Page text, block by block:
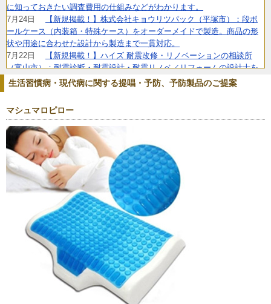
に知っておきたい調査費用の仕組みなどがわかります。
7月24日
【新規掲載！】株式会社キョウリツパック（平塚市）：段ボ
ールケース（内装箱・特殊ケース）をオーダーメイドで製造。商品の形
状や用途に合わせた設計から製造まで一貫対応。
7月22日
【新規掲載！】ハイズ 耐震改修・リノベーションの相談所
（富山市）：耐震診断・耐震設計・耐震リノベ／リフォームの設計士を
ワンストップでご紹介。性能向上・省エネ・建て替えのご相談にも対応
Asterisk対応のソフトフォン&チャット統合型の法人向けIP電話アプリ
6月26日 【リニューアル！】TEAM株式会社（名古屋市）：電気業界へ
の就職・転職に特化した電工ナビ【関東版】なら、電気工事士として働
きたいという求職者に的確に出会うことができます。
6月23日 【新規掲載！】株式会社カーテン・じゅうたん王国（東京都
中央区）：オーダーカーテンの失敗しない選び方をカーテンマイスター
が既製品との違いから解説。
【新規掲載！】株式会社ニコ・ワークス（東京都港区）：子
育てママ・パパ、妊婦さんターゲットの広告なら鮮度の高い会員情報を
保有する子育てメディアbabycoへ出稿しませんか？
6月10日【新規掲載！】MIRASENT（ミラセント）は、止まると困る
重要設備を1台・1か月～予兆診断。故障データが少ない現場でもOK。中
堅・中小製造業の予知保全をサポートします。
【新規掲載！】ギグワークスクロスアイティ株式会社（東京
都港区）：PC操作画面をすべて動画でフル録画するクラウド型ツール
「ごきげんモニター」。月額3,000円/台〜
生活習慣病・現代病に関する提唱・予防、予防製品のご提案
マシュマロピロー